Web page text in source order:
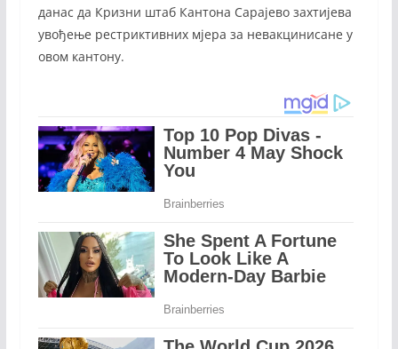
данас да Кризни штаб Кантона Сарајево захтијева
увођење рестриктивних мјера за невакцинисане у
овом кантону.